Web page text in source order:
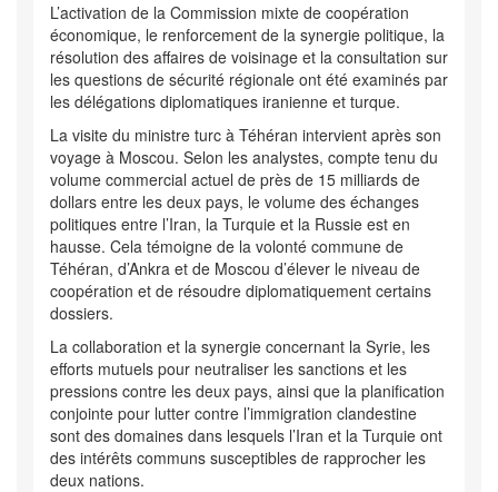
L’activation de la Commission mixte de coopération
économique, le renforcement de la synergie politique, la
résolution des affaires de voisinage et la consultation sur
les questions de sécurité régionale ont été examinés par
les délégations diplomatiques iranienne et turque.
La visite du ministre turc à Téhéran intervient après son
voyage à Moscou. Selon les analystes, compte tenu du
volume commercial actuel de près de 15 milliards de
dollars entre les deux pays, le volume des échanges
politiques entre l’Iran, la Turquie et la Russie est en
hausse. Cela témoigne de la volonté commune de
Téhéran, d’Ankra et de Moscou d’élever le niveau de
coopération et de résoudre diplomatiquement certains
dossiers.
La collaboration et la synergie concernant la Syrie, les
efforts mutuels pour neutraliser les sanctions et les
pressions contre les deux pays, ainsi que la planification
conjointe pour lutter contre l’immigration clandestine
sont des domaines dans lesquels l’Iran et la Turquie ont
des intérêts communs susceptibles de rapprocher les
deux nations.